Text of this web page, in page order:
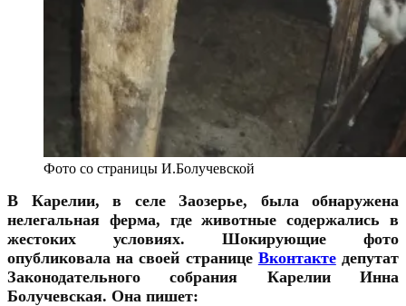
Фото со страницы И.Болучевской
В Карелии, в селе Заозерье, была обнаружена
нелегальная ферма, где животные содержались в
жестоких условиях. Шокирующие фото
опубликовала на своей странице Вконтактедепутат
Законодательного собрания Карелии Инна
Болучевская. Она пишет: